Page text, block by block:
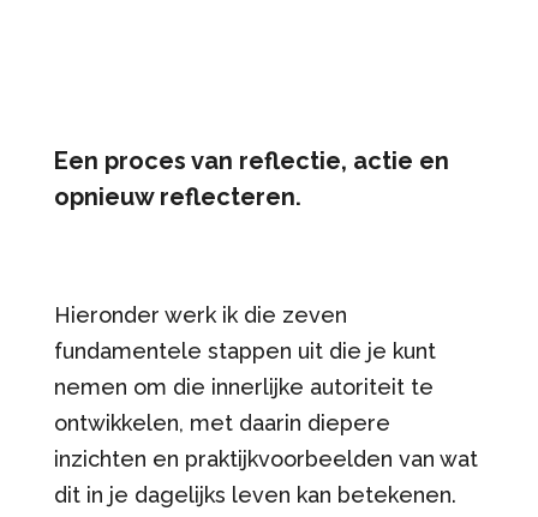
Een proces van reflectie, actie en
opnieuw reflecteren.
Hieronder werk ik die zeven
fundamentele stappen uit die je kunt
nemen om die innerlijke autoriteit te
ontwikkelen, met daarin diepere
inzichten en praktijkvoorbeelden van wat
dit in je dagelijks leven kan betekenen.